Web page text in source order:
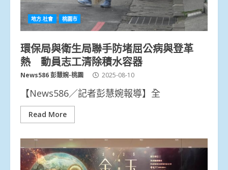
地方.社會 桃園市
環保局與衛生局聯手防堵屈公病與登革
熱 動員志工清除積水容器
News586 彭慧婉-桃園 2025-08-10
【News586／記者彭慧婉報導】全
Read More